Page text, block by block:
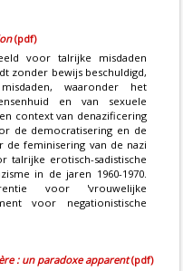
(pdf)
voor talrijke misdaden
zonder bewijs beschuldigd,
waaronder het
en van sexuele
context van denazificering
de democratisering en de
de feminisering van de nazi
talrijke erotisch-sadistische
in de jaren 1960-1970.
voor 'vrouwelijke
voor negationistische
: un paradoxe apparent(pdf)